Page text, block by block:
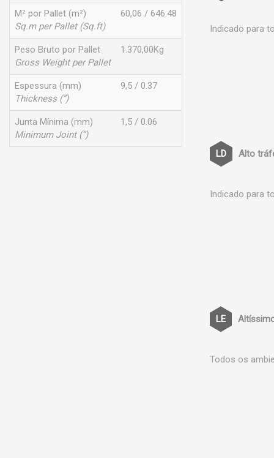
M² por Pallet (m²)
Sq.m per Pallet (Sq.ft)
60,06 / 646.48
Peso Bruto por Pallet
Gross Weight per Pallet
1.370,00Kg
Espessura (mm)
Thickness (”)
9,5 / 0.37
Junta Mínima (mm)
Minimum Joint (”)
1,5 / 0.06
Indicado para
Alto
Indicado para
Todos os